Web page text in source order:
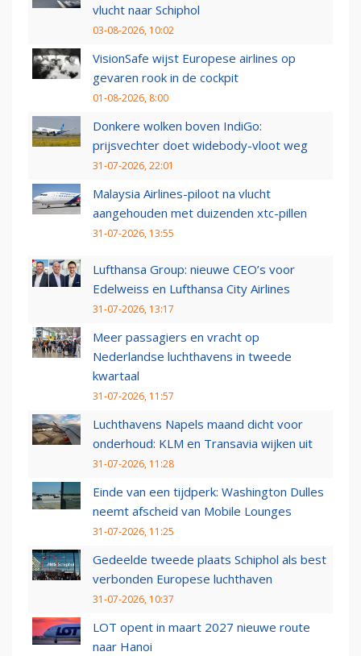
vlucht naar Schiphol
03-08-2026, 10:02
VisionSafe wijst Europese airlines op
gevaren rook in de cockpit
01-08-2026, 8:00
Donkere wolken boven IndiGo:
prijsvechter doet widebody-vloot weg
31-07-2026, 22:01
Malaysia Airlines-piloot na vlucht
aangehouden met duizenden xtc-pillen
31-07-2026, 13:55
Lufthansa Group: nieuwe CEO’s voor
Edelweiss en Lufthansa City Airlines
31-07-2026, 13:17
Meer passagiers en vracht op
Nederlandse luchthavens in tweede
kwartaal
31-07-2026, 11:57
Luchthavens Napels maand dicht voor
onderhoud: KLM en Transavia wijken uit
31-07-2026, 11:28
Einde van een tijdperk: Washington Dulles
neemt afscheid van Mobile Lounges
31-07-2026, 11:25
Gedeelde tweede plaats Schiphol als best
verbonden Europese luchthaven
31-07-2026, 10:37
LOT opent in maart 2027 nieuwe route
naar Hanoi